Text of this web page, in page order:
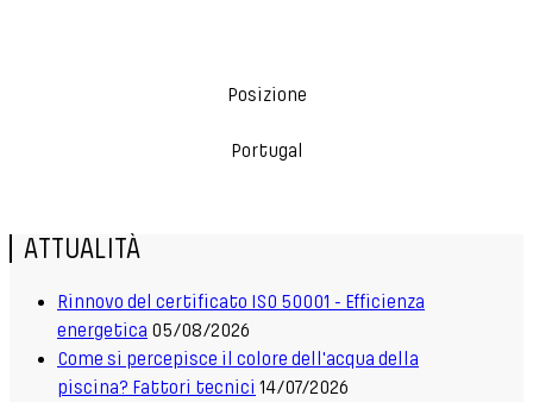
Posizione
Portugal
ATTUALITÀ
Rinnovo del certificato ISO 50001 - Efficienza
energetica 05/08/2026
Come si percepisce il colore dell'acqua della
piscina? Fattori tecnici 14/07/2026